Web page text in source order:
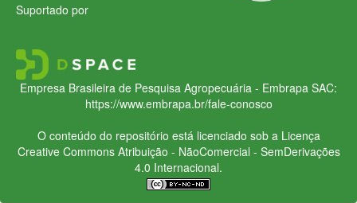
Suportado por
Empresa Brasileira de Pesquisa Agropecuária - Embrapa SAC:
https://www.embrapa.br/fale-conosco
O conteúdo do repositório está licenciado sob a Licença
Creative CommonsAtribuição - NãoComercial - SemDerivações
4.0 Internacional.